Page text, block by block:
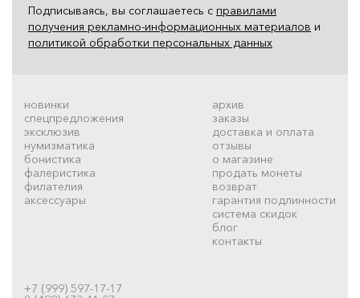
Подписываясь, вы соглашаетесь с правилами
получения рекламно-информационных материалов и
политикой обработки персональных данных
новинки
спецпредложения
эксклюзив
нумизматика
бонистика
фалеристика
филателия
аксессуары
архив
заказы
доставка и оплата
отзывы
о магазине
продать монеты
возврат
гарантия подлинности
система скидок
блог
контакты
+7 (999) 597-17-17